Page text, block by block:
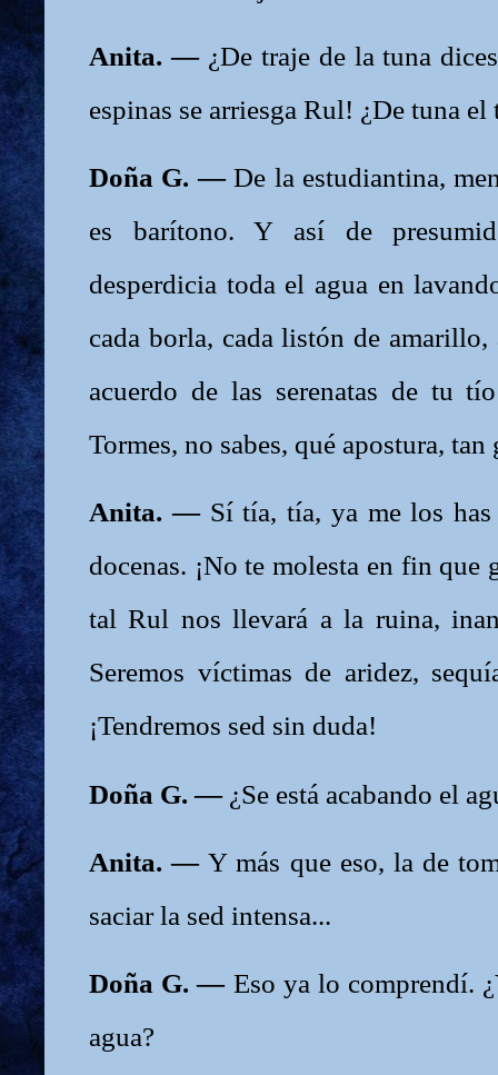
Anita. — ¿De traje de la tuna
espinas se arriesga Rul! ¿De tuna
Doña G. —De la estudiantina,
es barítono. Y así de
desperdicia toda el agua en
cada borla, cada listón de
acuerdo de las serenatas de tu
Tormes, no sabes, qué apostura,
Anita. — Sí tía, tía, ya me los
docenas. ¡No te molesta en fin que
tal Rul nos llevará a la ruina,
Seremos víctimas de aridez,
¡Tendremos sed sin duda!
Doña G. — ¿Se está acabando el
Anita. —Y más que eso, la de
saciar la sed intensa...
Doña G. — Eso ya lo comprendí.
agua?